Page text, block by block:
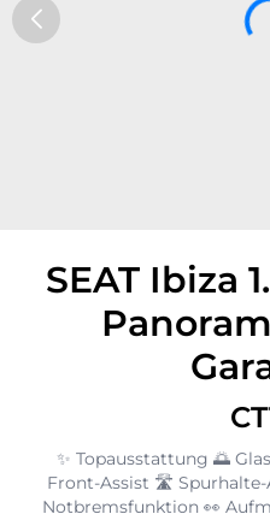
SEAT Ibiza
✨ Topausstattung 🌅
Front-Assist 🛣️ Spurhalte-
Notbremsfunktion 👀